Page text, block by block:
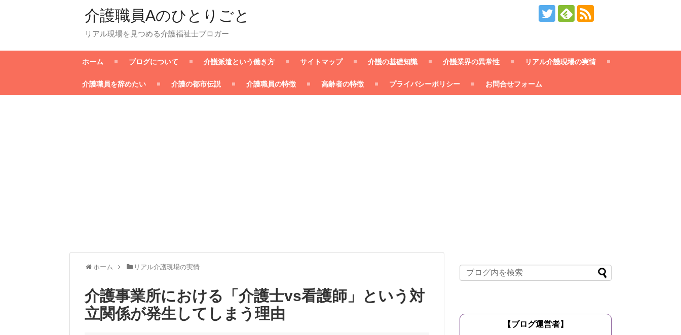
介護職員Aのひとりごと
リアル現場を見つめる介護福祉士ブロガー
ホーム ブログについて 介護派遣という働き方 サイトマップ 介護の基礎知識 介護業界の異常性 リアル介護現場の実情
介護職員を辞めたい 介護の都市伝説 介護職員の特徴 高齢者の特徴 プライバシーポリシー お問合せフォーム
ホーム リアル介護現場の実情
介護事業所における「介護士vs看護師」という対
立関係が発生してしまう理由
【ブログ運営者】